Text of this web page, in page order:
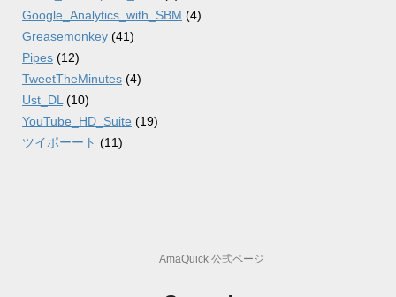
Google_Analytics_with_SBM (4)
Greasemonkey (41)
Pipes (12)
TweetTheMinutes (4)
Ust_DL (10)
YouTube_HD_Suite (19)
ツイポーート (11)
AmaQuick 公式ページ